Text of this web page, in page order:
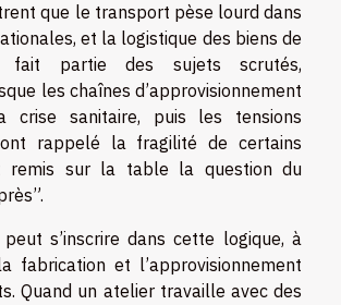
que le transport pèse lourd dans
et la logistique des biens de
fait partie des sujets scrutés,
les chaînes d’approvisionnement
crise sanitaire, puis les tensions
ont rappelé la fragilité de certains
remis sur la table la question du
s’inscrire dans cette logique, à
fabrication et l’approvisionnement
Quand un atelier travaille avec des